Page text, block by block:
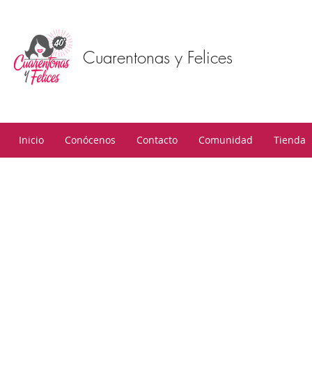
Cuarentonas y Felices
Inicio Conócenos Contacto Comunidad Tienda